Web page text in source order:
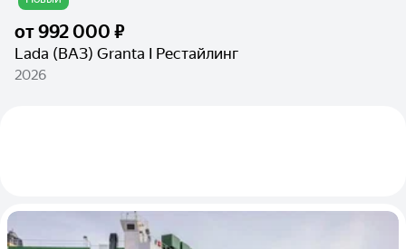
от992 000 ₽
Lada (ВАЗ) Granta I Рестайлинг
2026